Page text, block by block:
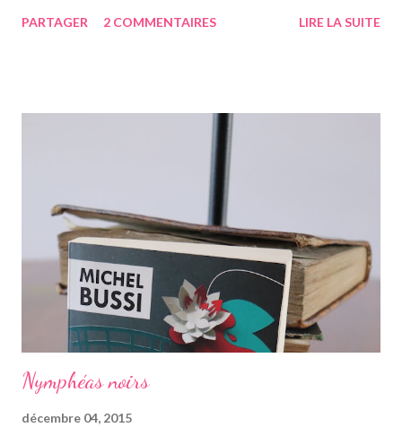
avez pu le voir précédemment sur le blog. Cette fois-ci on suit la
campagne anglaise, elle va quant à elle partir à l'autre bout du
globe. Habituée à voyager, mais jamais seule, ce long courrier lui
faire peur, mais pour autant elle va aller jusqu'au bout. Avant
d'arriver en Australie, elle fait escale plusieurs semaines en
Thaïlande, sur l'île de Krabi, où elle était déjà allée avec sa soeur.
Elle retrouve des personnes qu'elle conn...
PARTAGER 2 COMMENTAIRES LIRE LA SUITE
Nymphéas noirs
décembre 04, 2015